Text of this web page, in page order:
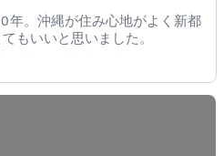
年。沖縄が住み心地がよく新都
もいいと思いました。